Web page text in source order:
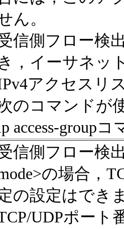
ん。
信側フロー検
き，イーサネッ
アクセスリ
のコマンドが
access-groupコ
信側フロー検
の場合，
の設定はでき
UDPポート